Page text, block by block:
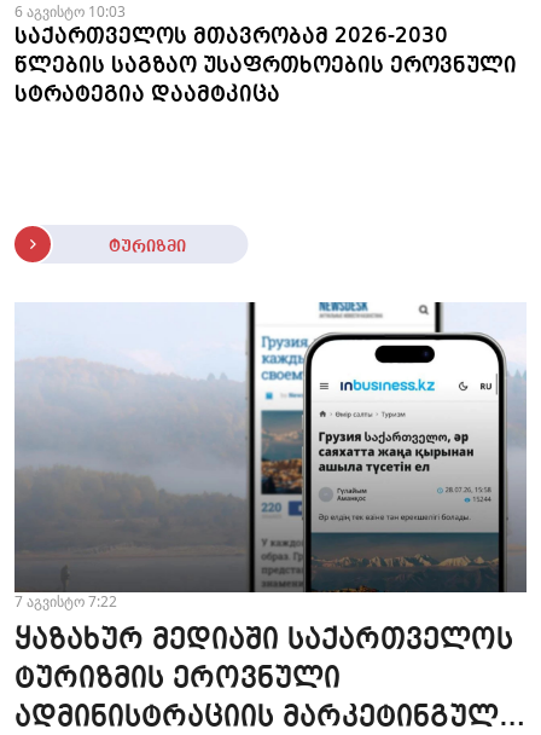
6 აგვისტო 10:03
საქართველოს მთავრობამ 2026-2030
წლების საგზაო უსაფრთხოების ეროვნული
სტრატეგია დაამტკიცა
ტურიზმი
7 აგვისტო 7:22
ყაზახურ მედიაში საქართველოს
ტურიზმის ეროვნული
ადმინისტრაციის მარკეტინგული